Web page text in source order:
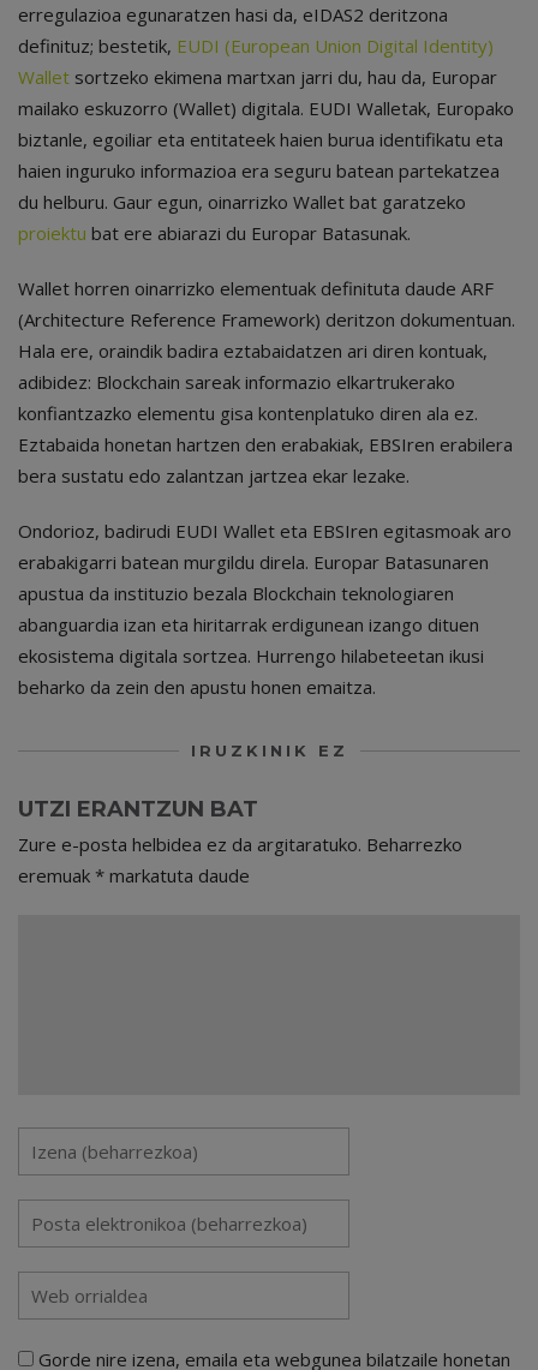
erregulazioa egunaratzen hasi da, eIDAS2 deritzona
definituz; bestetik, EUDI (European Union Digital Identity)
Wallet sortzeko ekimena martxan jarri du, hau da, Europar
mailako eskuzorro (Wallet) digitala. EUDI Walletak, Europako
biztanle, egoiliar eta entitateek haien burua identifikatu eta
haien inguruko informazioa era seguru batean partekatzea
du helburu. Gaur egun, oinarrizko Wallet bat garatzeko
proiektu bat ere abiarazi du Europar Batasunak.
Wallet horren oinarrizko elementuak definituta daude ARF
(Architecture Reference Framework) deritzon dokumentuan.
Hala ere, oraindik badira eztabaidatzen ari diren kontuak,
adibidez: Blockchain sareak informazio elkartrukerako
konfiantzazko elementu gisa kontenplatuko diren ala ez.
Eztabaida honetan hartzen den erabakiak, EBSIren erabilera
bera sustatu edo zalantzan jartzea ekar lezake.
Ondorioz, badirudi EUDI Wallet eta EBSIren egitasmoak aro
erabakigarri batean murgildu direla. Europar Batasunaren
apustua da instituzio bezala Blockchain teknologiaren
abanguardia izan eta hiritarrak erdigunean izango dituen
ekosistema digitala sortzea. Hurrengo hilabeteetan ikusi
beharko da zein den apustu honen emaitza.
IRUZKINIK EZ
UTZI ERANTZUN BAT
Zure e-posta helbidea ez da argitaratuko. Beharrezko
eremuak * markatuta daude
Gorde nire izena, emaila eta webgunea bilatzaile honetan